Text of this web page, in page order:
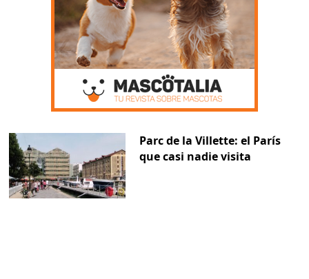
Parc de la Villette: el París
que casi nadie visita